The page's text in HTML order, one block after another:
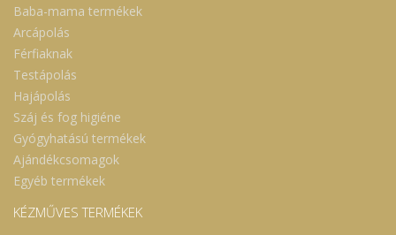
Baba-mama termékek
Arcápolás
Férfiaknak
Testápolás
Hajápolás
Száj és fog higiéne
Gyógyhatású termékek
Ajándékcsomagok
Egyéb termékek
KÉZMŰVES TERMÉKEK